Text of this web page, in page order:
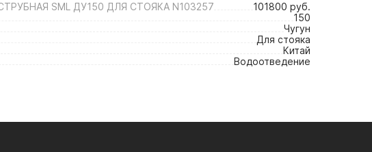
SML ДУ150 ДЛЯ СТОЯКА N103257
101800 руб.
150
Чугун
Для стояка
Китай
Водоотведение